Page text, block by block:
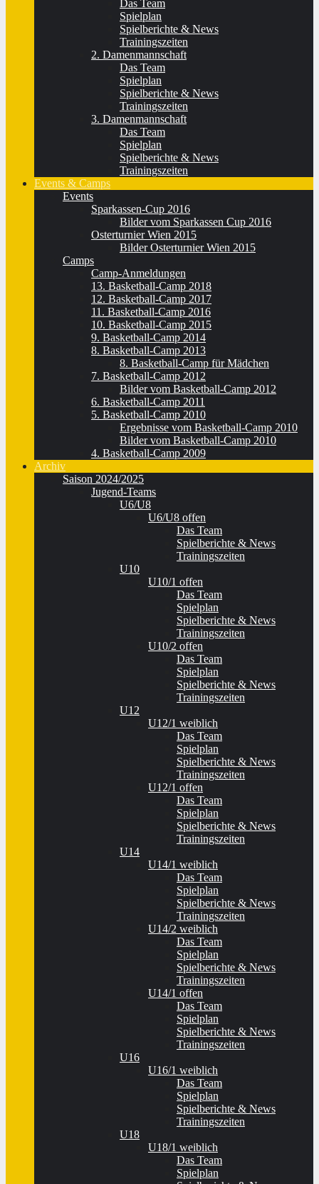
Das Team
Spielplan
Spielberichte & News
Trainingszeiten
2. Damenmannschaft
Das Team
Spielplan
Spielberichte & News
Trainingszeiten
3. Damenmannschaft
Das Team
Spielplan
Spielberichte & News
Trainingszeiten
Events & Camps
Events
Sparkassen-Cup 2016
Bilder vom Sparkassen Cup 2016
Osterturnier Wien 2015
Bilder Osterturnier Wien 2015
Camps
Camp-Anmeldungen
13. Basketball-Camp 2018
12. Basketball-Camp 2017
11. Basketball-Camp 2016
10. Basketball-Camp 2015
9. Basketball-Camp 2014
8. Basketball-Camp 2013
8. Basketball-Camp für Mädchen
7. Basketball-Camp 2012
Bilder vom Basketball-Camp 2012
6. Basketball-Camp 2011
5. Basketball-Camp 2010
Ergebnisse vom Basketball-Camp 2010
Bilder vom Basketball-Camp 2010
4. Basketball-Camp 2009
Archiv
Saison 2024/2025
Jugend-Teams
U6/U8
U6/U8 offen
Das Team
Spielberichte & News
Trainingszeiten
U10
U10/1 offen
Das Team
Spielplan
Spielberichte & News
Trainingszeiten
U10/2 offen
Das Team
Spielplan
Spielberichte & News
Trainingszeiten
U12
U12/1 weiblich
Das Team
Spielplan
Spielberichte & News
Trainingszeiten
U12/1 offen
Das Team
Spielplan
Spielberichte & News
Trainingszeiten
U14
U14/1 weiblich
Das Team
Spielplan
Spielberichte & News
Trainingszeiten
U14/2 weiblich
Das Team
Spielplan
Spielberichte & News
Trainingszeiten
U14/1 offen
Das Team
Spielplan
Spielberichte & News
Trainingszeiten
U16
U16/1 weiblich
Das Team
Spielplan
Spielberichte & News
Trainingszeiten
U18
U18/1 weiblich
Das Team
Spielplan